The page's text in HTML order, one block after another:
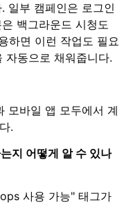
일부 캠페인은 로그인
백그라운드 시청도
하면 이런 작업도 필요
동으로 채워줍니다.
모바일 앱 모두에서 계
.
지 어떻게 알 수 있나
사용 가능" 태그가